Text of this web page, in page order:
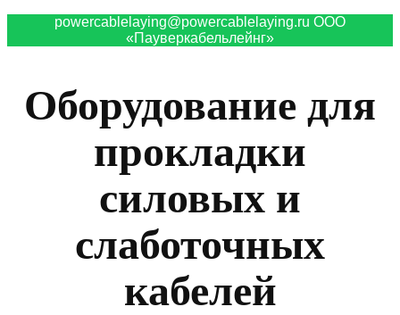
powercablelaying@powercablelaying.ru ООО
«Пауверкабельлейнг»
Оборудование для
прокладки
силовых и
слаботочных
кабелей